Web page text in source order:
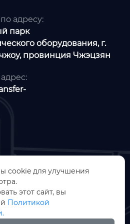
адресу:
парк
оборудования, г.
провинция Чжэцзян
Фуюе Машинери
cookie для улучшения
этот сайт, вы
Политикой